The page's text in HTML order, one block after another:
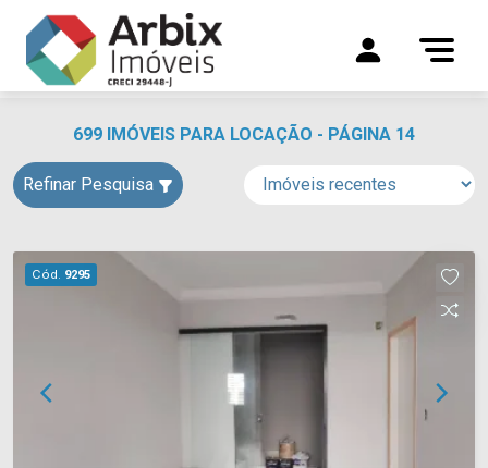
699 IMÓVEIS PARA LOCAÇÃO - PÁGINA 14
Refinar Pesquisa
Cód. 9295